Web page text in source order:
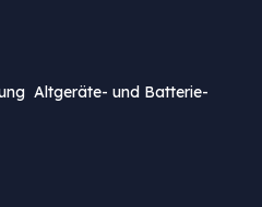
Altgeräte- und Batterie-